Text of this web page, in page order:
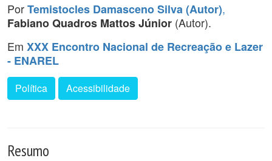
PorTemistocles Damasceno Silva (Autor),
Fabiano Quadros Mattos Júnior (Autor).
Em XXX Encontro Nacional de Recreação e Lazer
- ENAREL
Política Acessibilidade
Resumo